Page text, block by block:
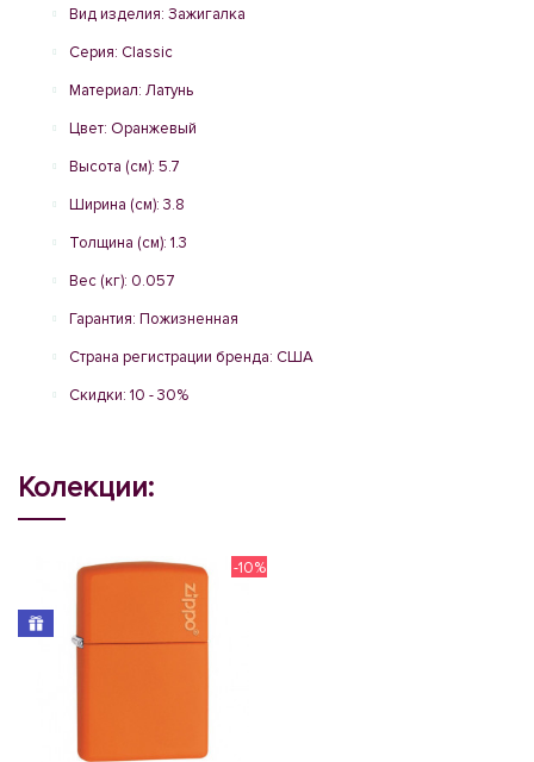
Вид изделия: Зажигалка
Серия: Classic
Материал: Латунь
Цвет: Оранжевый
Высота (см): 5.7
Ширина (см): 3.8
Толщина (см): 1.3
Вес (кг): 0.057
Гарантия: Пожизненная
Страна регистрации бренда: США
Скидки: 10 - 30%
Колекции:
-10%